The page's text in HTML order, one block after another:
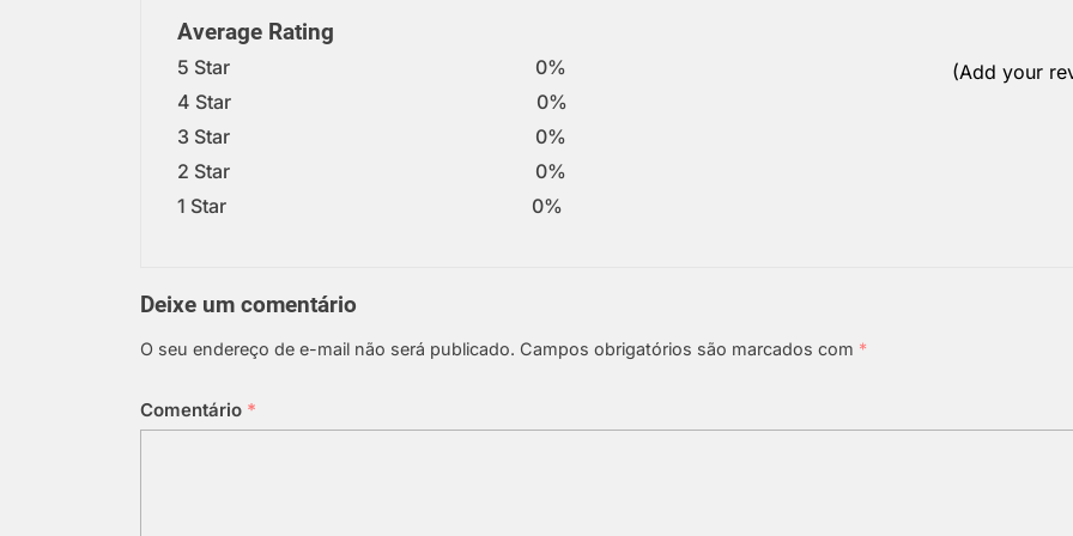
Average Rating
5 Star
0%
4 Star
0%
3 Star
0%
2 Star
0%
1 Star
0%
(Add your
Deixe um comentário
O seu endereço de e-mail não será publicado. Campos obrigatórios são marcados com *
Comentário *